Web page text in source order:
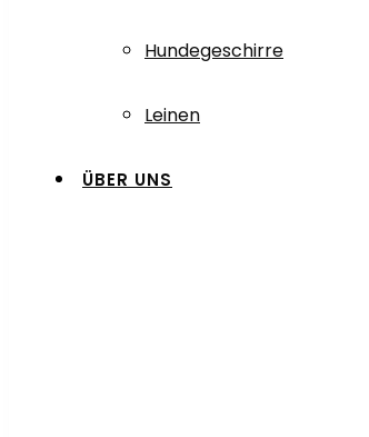
Hundegeschirre
Leinen
ÜBER UNS